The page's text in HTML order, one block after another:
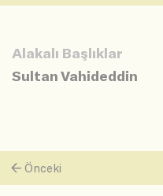
Alakalı Başlıklar
Sultan Vahideddin
Önceki